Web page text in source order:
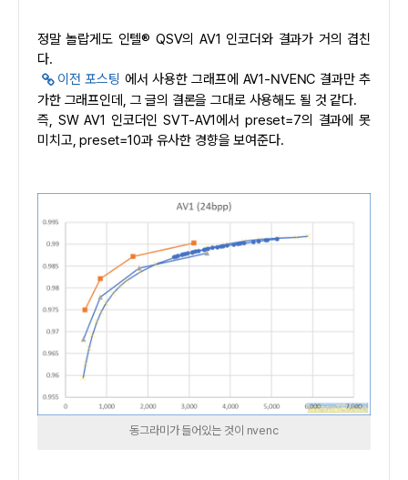
정말 놀랍게도 인텔® QSV의 AV1 인코더와 결과가 거의 겹친
다.
이전 포스팅 에서 사용한 그래프에 AV1-NVENC 결과만 추
가한 그래프인데, 그 글의 결론을 그대로 사용해도 될 것 같다.
즉, SW AV1 인코더인 SVT-AV1에서 preset=7의 결과에 못
미치고, preset=10과 유사한 경향을 보여준다.
동그라미가 들어있는 것이 nvenc